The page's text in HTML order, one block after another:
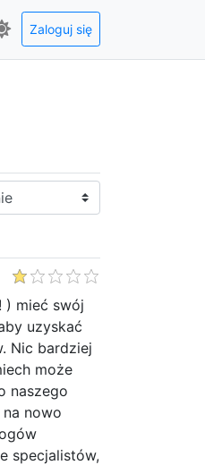
Zaloguj się
) mieć swój
uzyskać
Nic bardziej
może
naszego
nowo
specjalistów,